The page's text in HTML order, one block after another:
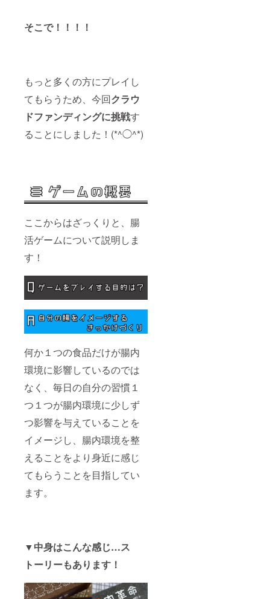
そこで！！！！
もっと多くの方にプレイし
てもらうため、今回クラウ
ドファンディングに挑戦す
ることにしました！(*^◯^*)
ここからはざっくりと、腸
活ゲームについて説明しま
す！
何か１つの食品だけが腸内
環境に影響しているのでは
なく、毎日の自分の習慣１
つ１つが腸内環境に少しず
つ影響を与えていることを
イメージし、腸内環境を整
えることをより身近に感じ
てもらうことを目指してい
ます。
▼中身はこんな感じ…ス
トーリーもあります！